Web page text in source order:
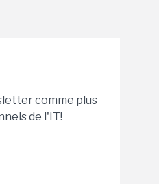
comme plus
de l'IT!